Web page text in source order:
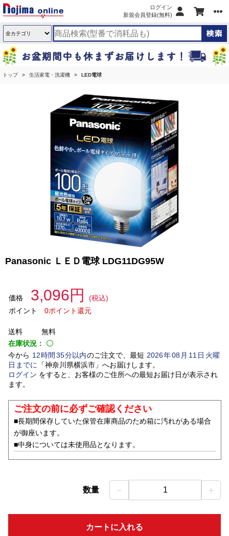
ログイン
新規会員登録(無料)
トップ 生活家電・洗濯機 LED電球
Panasonic ＬＥＤ電球 LDG11DG95W
価格 3,096円
(税込)
ポイント
0ポイント還元
送料
無料
在庫状況： 〇
今から 12時間 35分以内のご注文で、最短 2026年08 月 11 日火曜
日 までに 「神奈川県横浜市」 へお届けします。
ログイン をすると、お客様のご住所への最短お届け日が表示され
ます。
ご注文の前に必ずご確認ください
■長期間保存していた保管在庫商品のため箱に汚れがある場合
が御座います。
■中身については未使用品となります。
数量 － 1 ＋
カートに入れる